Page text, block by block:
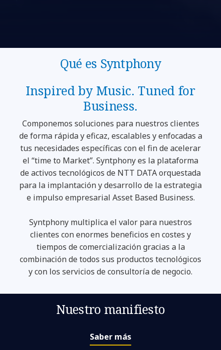
Qué es Syntphony
Inspired by Music. Tuned for
Business.
Componemos soluciones para nuestros clientes
de forma rápida y eficaz, escalables y enfocadas a
tus necesidades específicas con el fin de acelerar
el “time to Market”. Syntphony es la plataforma
de activos tecnológicos de NTT DATA orquestada
para la implantación y desarrollo de la estrategia
e impulso empresarial Asset Based Business.
Syntphony multiplica el valor para nuestros
clientes con enormes beneficios en costes y
tiempos de comercialización gracias a la
combinación de todos sus productos tecnológicos
y con los servicios de consultoría de negocio.
Nuestro manifiesto
Saber más